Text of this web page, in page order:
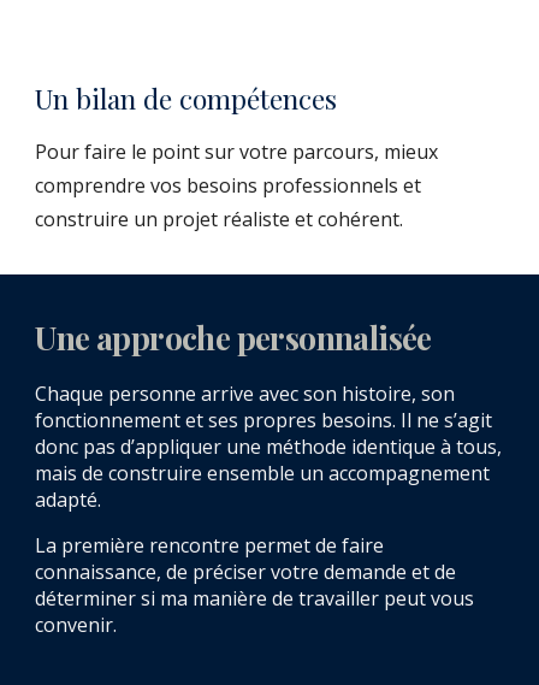
Un bilan de compétences
Pour faire le point sur votre parcours, mieux
comprendre vos besoins professionnels et
construire un projet réaliste et cohérent.
Une approche personnalisée
Chaque personne arrive avec son histoire, son
fonctionnement et ses propres besoins. Il ne s’agit
donc pas d’appliquer une méthode identique à tous,
mais de construire ensemble un accompagnement
adapté.
La première rencontre permet de faire
connaissance, de préciser votre demande et de
déterminer si ma manière de travailler peut vous
convenir.